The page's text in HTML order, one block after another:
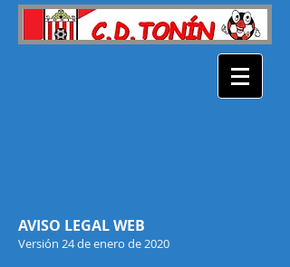
AVISO LEGAL WEB
Versión 24 de enero de 2020